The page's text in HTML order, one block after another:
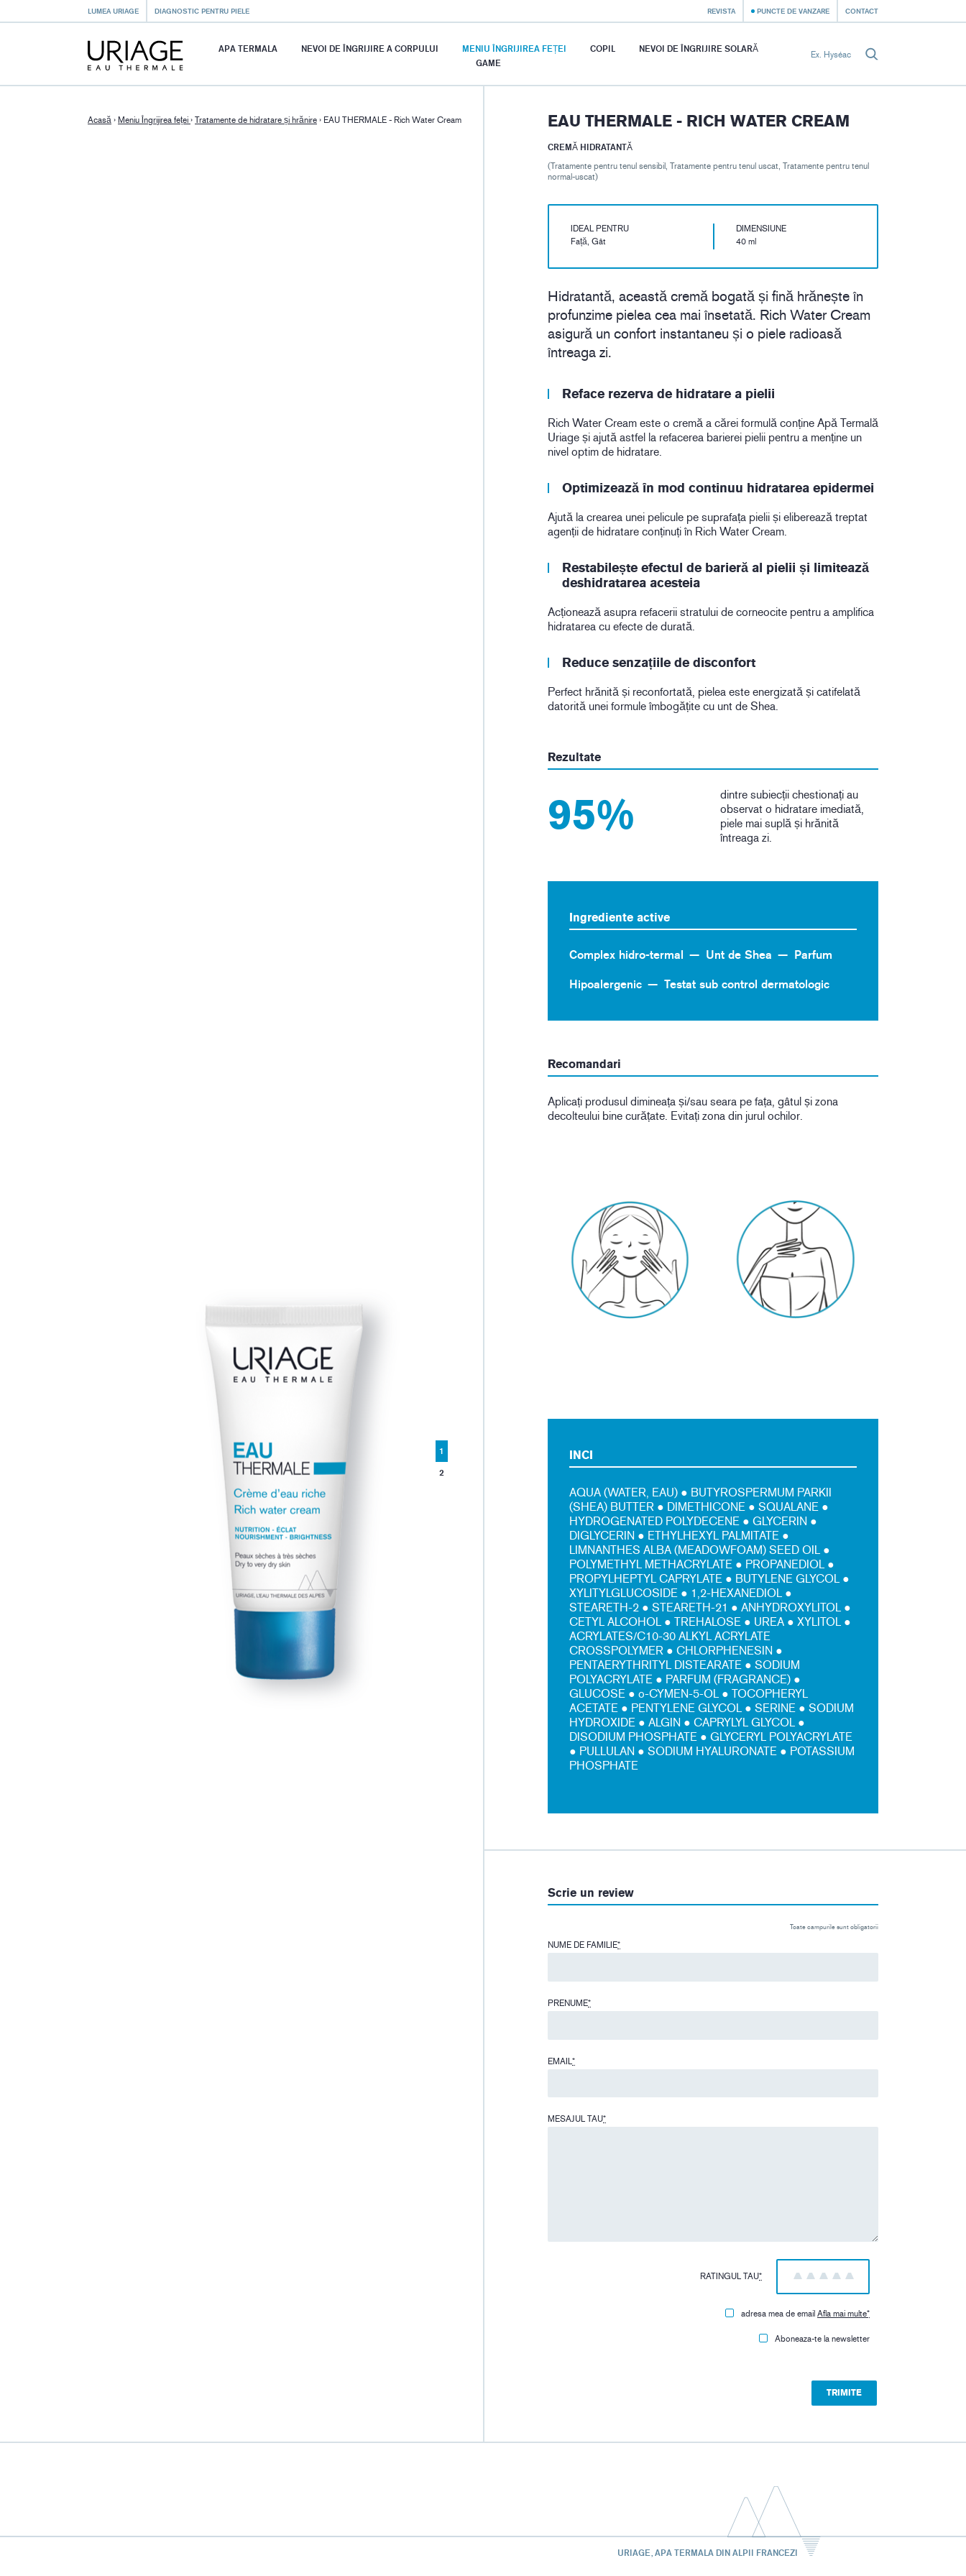
LUMEA URIAGE DIAGNOSTIC PENTRU PIELE REVISTA PUNCTE DE VANZARE CONTACT
APA TERMALA NEVOI DE ÎNGRIJIRE A CORPULUI MENIU ÎNGRIJIREA FEȚEI COPIL
NEVOI DE ÎNGRIJIRE SOLARĂ
GAME
Acasă › Meniu Îngrijirea feței › Tratamente de hidratare și hrănire › EAU THERMALE - Rich Water Cream EAU THERMALE - RICH WATER CREAM
CREMĂ HIDRATANTĂ
(Tratamente pentru tenul sensibil, Tratamente pentru tenul uscat, Tratamente pentru tenul
normal-uscat)
1
2
IDEAL PENTRU
Față, Gât
DIMENSIUNE
40 ml
Hidratantă, această cremă bogată și fină hrănește în
profunzime pielea cea mai însetată. Rich Water Cream
asigură un confort instantaneu și o piele radioasă
întreaga zi.
Reface rezerva de hidratare a pielii
Rich Water Cream este o cremă a cărei formulă conține Apă Termală
Uriage și ajută astfel la refacerea barierei pielii pentru a menține un
nivel optim de hidratare.
Optimizează în mod continuu hidratarea epidermei
Ajută la crearea unei pelicule pe suprafața pielii și eliberează treptat
agenții de hidratare conținuți în Rich Water Cream.
Restabilește efectul de barieră al pielii și limitează
deshidratarea acesteia
Acționează asupra refacerii stratului de corneocite pentru a amplifica
hidratarea cu efecte de durată.
Reduce senzațiile de disconfort
Perfect hrănită și reconfortată, pielea este energizată și catifelată
datorită unei formule îmbogățite cu unt de Shea.
Rezultate
95%
dintre subiecții chestionați au
observat o hidratare imediată,
piele mai suplă și hrănită
întreaga zi.
Ingrediente active
Complex hidro-termal Unt de Shea Parfum
Hipoalergenic Testat sub control dermatologic
Recomandari
Aplicați produsul dimineața și/sau seara pe fața, gâtul și zona
decolteului bine curățate. Evitați zona din jurul ochilor.
INCI
AQUA (WATER, EAU) ● BUTYROSPERMUM PARKII
(SHEA) BUTTER ● DIMETHICONE ● SQUALANE ●
HYDROGENATED POLYDECENE ● GLYCERIN ●
DIGLYCERIN ● ETHYLHEXYL PALMITATE ●
LIMNANTHES ALBA (MEADOWFOAM) SEED OIL ●
POLYMETHYL METHACRYLATE ● PROPANEDIOL ●
PROPYLHEPTYL CAPRYLATE ● BUTYLENE GLYCOL ●
XYLITYLGLUCOSIDE ● 1,2-HEXANEDIOL ●
STEARETH-2 ● STEARETH-21 ● ANHYDROXYLITOL ●
CETYL ALCOHOL ● TREHALOSE ● UREA ● XYLITOL ●
ACRYLATES/C10-30 ALKYL ACRYLATE
CROSSPOLYMER ● CHLORPHENESIN ●
PENTAERYTHRITYL DISTEARATE ● SODIUM
POLYACRYLATE ● PARFUM (FRAGRANCE) ●
GLUCOSE ● o-CYMEN-5-OL ● TOCOPHERYL
ACETATE ● PENTYLENE GLYCOL ● SERINE ● SODIUM
HYDROXIDE ● ALGIN ● CAPRYLYL GLYCOL ●
DISODIUM PHOSPHATE ● GLYCERYL POLYACRYLATE
● PULLULAN ● SODIUM HYALURONATE ● POTASSIUM
PHOSPHATE
Scrie un review
Toate campurile sunt obligatorii
NUME DE FAMILIE*
PRENUME*
EMAIL *
MESAJUL TAU*
RATINGUL TAU* 5
4
3
2
1
adresa mea de emailAfla mai multe*
Aboneaza-te la newsletter
URIAGE, APA TERMALA DIN ALPII FRANCEZI